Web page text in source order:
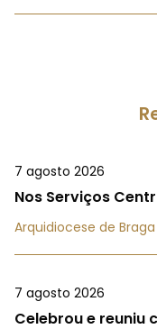
7 agosto 2026
Nos Serviços
Arquidiocese de Braga
7 agosto 2026
Celebrou e reuniu